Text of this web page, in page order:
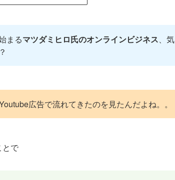
まるマツダミヒロ氏のオンラインビジネス、気
広告で流れてきたのを見たんだよね。。
とで